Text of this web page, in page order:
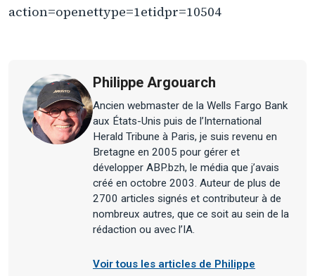
action=openettype=1etidpr=10504
Philippe Argouarch
Ancien webmaster de la Wells Fargo Bank
aux États-Unis puis de l’International
Herald Tribune à Paris, je suis revenu en
Bretagne en 2005 pour gérer et
développer ABP.bzh, le média que j’avais
créé en octobre 2003. Auteur de plus de
2700 articles signés et contributeur à de
nombreux autres, que ce soit au sein de la
rédaction ou avec l’IA.
Voir tous les articles de Philippe